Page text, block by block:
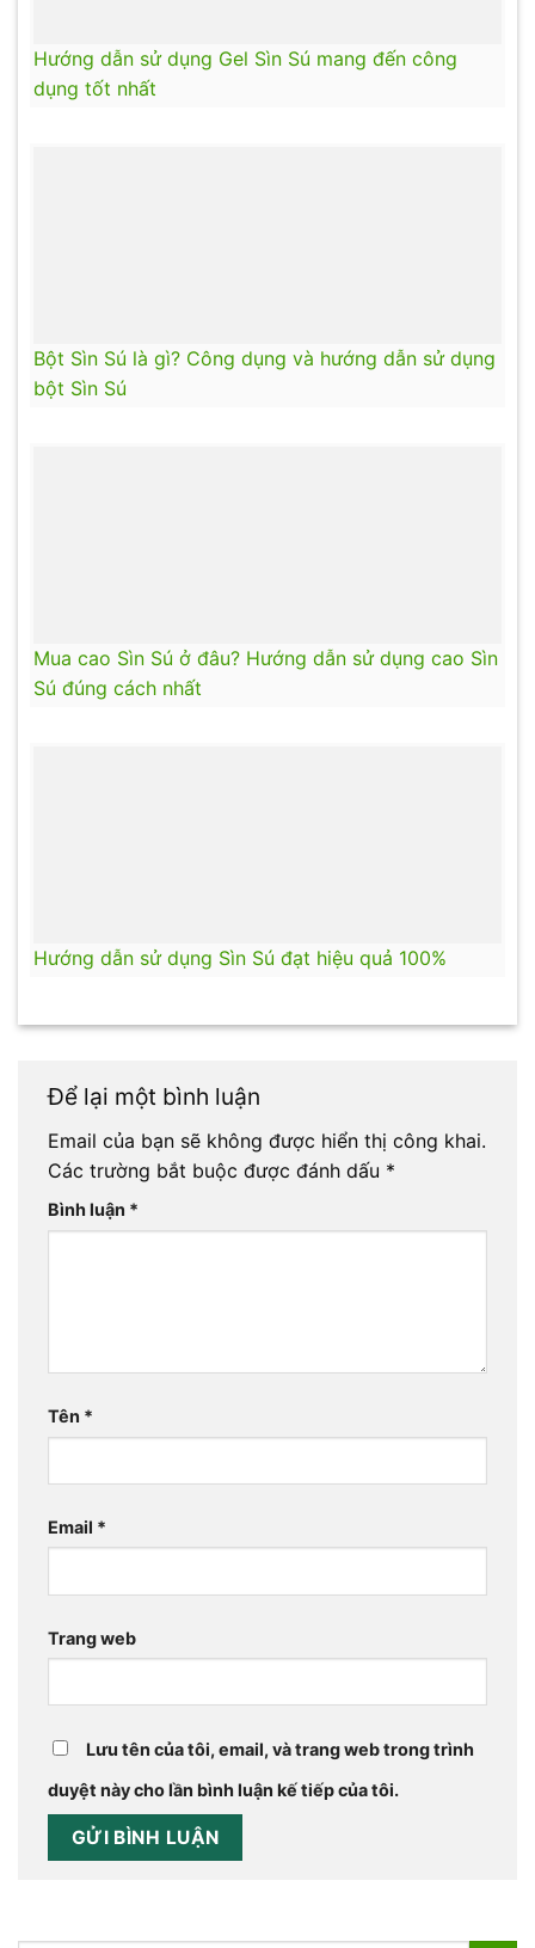
Hướng dẫn sử dụng Gel Sìn Sú mang đến công
dụng tốt nhất
Bột Sìn Sú là gì? Công dụng và hướng dẫn sử dụng
bột Sìn Sú
Mua cao Sìn Sú ở đâu? Hướng dẫn sử dụng cao Sìn
Sú đúng cách nhất
Hướng dẫn sử dụng Sìn Sú đạt hiệu quả 100%
Để lại một bình luận
Email của bạn sẽ không được hiển thị công khai.
Các trường bắt buộc được đánh dấu *
Bình luận *
Tên *
Email *
Trang web
Lưu tên của tôi, email, và trang web trong trình
duyệt này cho lần bình luận kế tiếp của tôi.